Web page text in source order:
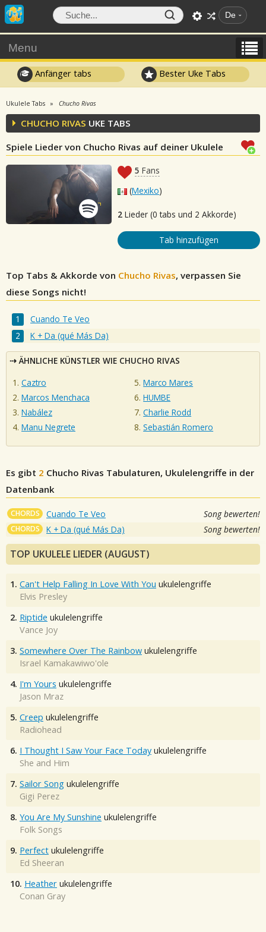
De
Menu
Anfänger tabs Bester Uke Tabs
Ukulele Tabs Chucho Rivas
CHUCHO RIVAS UKE TABS
Spiele Lieder von Chucho Rivas auf deiner Ukulele
5 Fans
(Mexiko)
2 Lieder (0 tabs und 2 Akkorde)
Tab hinzufügen
Top Tabs & Akkorde von Chucho Rivas, verpassen Sie
diese Songs nicht!
Cuando Te Veo
K + Da (qué Más Da)
ÄHNLICHE KÜNSTLER WIE CHUCHO RIVAS
Caztro
Marcos Menchaca
Nabález
Manu Negrete
Marco Mares
HUMBE
Charlie Rodd
Sebastián Romero
Es gibt 2 Chucho Rivas Tabulaturen, Ukulelengriffe in der
Datenbank
CHORDS Cuando Te Veo Song bewerten!
CHORDS K + Da (qué Más Da) Song bewerten!
TOP UKULELE LIEDER (AUGUST)
1. Can't Help Falling In Love With You ukulelengriffe
Elvis Presley
2. Riptide ukulelengriffe
Vance Joy
3. Somewhere Over The Rainbow ukulelengriffe
Israel Kamakawiwo'ole
4. I'm Yours ukulelengriffe
Jason Mraz
5. Creep ukulelengriffe
Radiohead
6. I Thought I Saw Your Face Today ukulelengriffe
She and Him
7. Sailor Song ukulelengriffe
Gigi Perez
8. You Are My Sunshine ukulelengriffe
Folk Songs
9. Perfect ukulelengriffe
Ed Sheeran
10. Heather ukulelengriffe
Conan Gray